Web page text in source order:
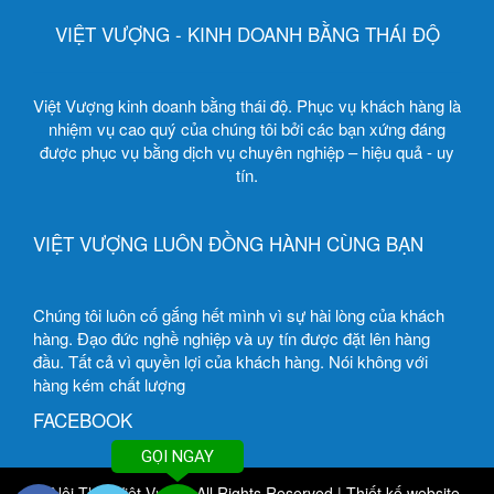
VIỆT VƯỢNG - KINH DOANH BẰNG THÁI ĐỘ
Việt Vượng kinh doanh bằng thái độ. Phục vụ khách hàng là
nhiệm vụ cao quý của chúng tôi bởi các bạn xứng đáng
được phục vụ bằng dịch vụ chuyên nghiệp – hiệu quả - uy
tín.
VIỆT VƯỢNG LUÔN ĐỒNG HÀNH CÙNG BẠN
Chúng tôi luôn cố gắng hết mình vì sự hài lòng của khách
hàng. Đạo đức nghề nghiệp và uy tín được đặt lên hàng
đầu. Tất cả vì quyền lợi của khách hàng. Nói không với
hàng kém chất lượng
FACEBOOK
GỌI NGAY